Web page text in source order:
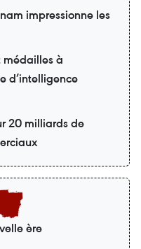
impressionne les
médailles à
d’intelligence
20 milliards de
ère